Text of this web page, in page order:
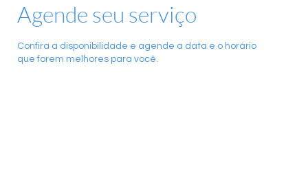
Agende seu serviço
Confira a disponibilidade e agende a data e o horário
que forem melhores para você.